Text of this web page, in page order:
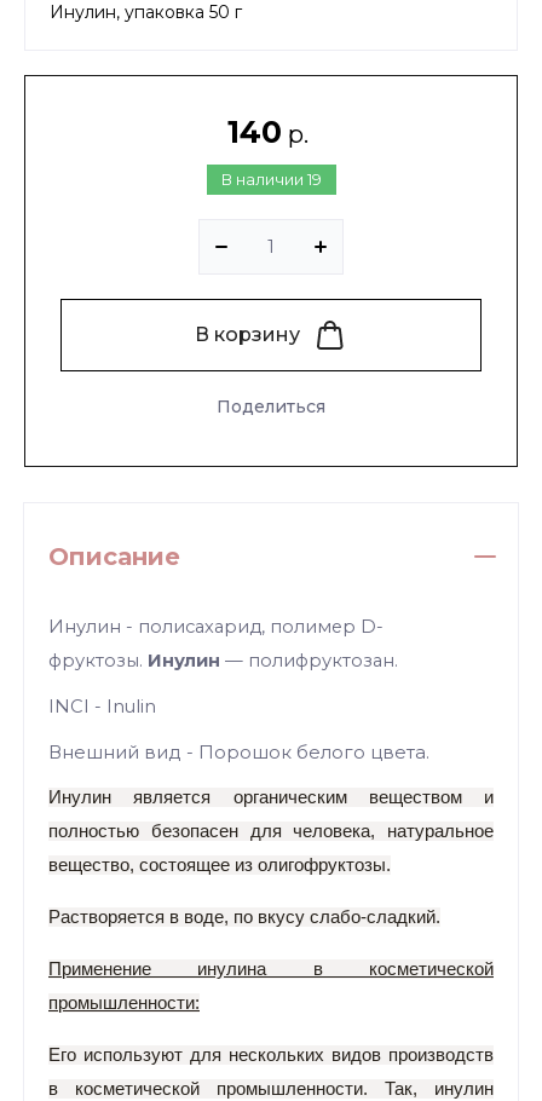
Инулин, упаковка 50 г
В наличии 19
140 р.
В корзину
Поделиться
Описание
Инулин - полисахарид, полимер D-
фруктозы. Инулин — полифруктозан.
INCI - Inulin
Внешний вид - Порошок белого цвета.
Инулин является органическим веществом и
полностью безопасен для человека, натуральное
вещество, состоящее из олигофруктозы.
Растворяется в воде, по вкусу слабо-сладкий.
Применение инулина в косметической
промышленности:
Его используют для нескольких видов производств
в косметической промышленности. Так, инулин